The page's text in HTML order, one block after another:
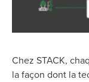
Chez STACK,
la façon dont la